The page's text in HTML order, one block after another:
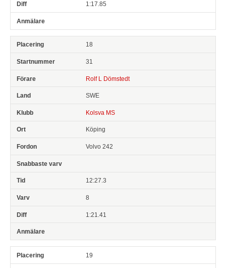
1:17.85
18
31
Rolf L Dömstedt
SWE
Kolsva MS
Köping
Volvo 242
12:27.3
8
1:21.41
19